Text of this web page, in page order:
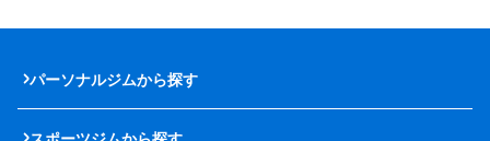
パーソナルジムから探す